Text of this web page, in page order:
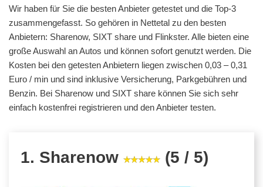
Wir haben für Sie die besten Anbieter getestet und die Top-3
zusammengefasst. So gehören in Nettetal zu den besten
Anbietern: Sharenow, SIXT share und Flinkster. Alle bieten eine
große Auswahl an Autos und können sofort genutzt werden. Die
Kosten bei den getesten Anbietern liegen zwischen 0,03 – 0,31
Euro / min und sind inklusive Versicherung, Parkgebühren und
Benzin. Bei Sharenow und SIXT share können Sie sich sehr
einfach kostenfrei registrieren und den Anbieter testen.
1. Sharenow (5 / 5)